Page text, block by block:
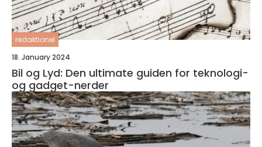
redaktionel
18. January 2024
Bil og Lyd: Den ultimate guiden for teknologi-
og gadget-nerder